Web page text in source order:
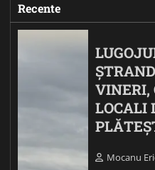
Recente
VINERI,
LOCALI
Mocanu